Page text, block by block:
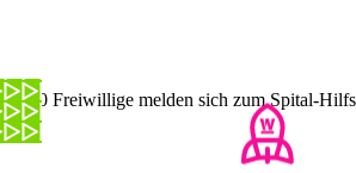
1000 Freiwillige melden sich zum Spital-